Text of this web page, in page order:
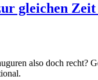
gleichen
also doch recht?